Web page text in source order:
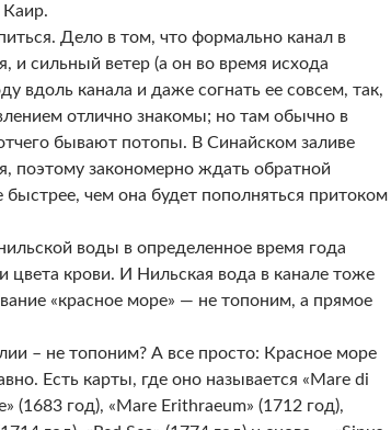
Дело в том, что формально канал в
и сильный ветер (а он во время исхода
вдоль канала и даже согнать ее совсем, так,
отлично знакомы; но там обычно в
бывают потопы. В Синайском заливе
поэтому закономерно ждать обратной
чем она будет пополняться притоком
воды в определенное время года
цвета крови. И Нильская вода в канале тоже
«красное море» — не топоним, а прямое
– не топоним? А все просто: Красное море
Есть карты, где оно называется «Mare di
(1683 год), «Mare Erithraeum» (1712 год),